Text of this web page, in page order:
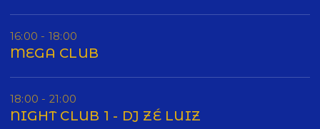
16:00 - 18:00
MEGA CLUB
18:00 - 21:00
NIGHT CLUB 1 - DJ ZÉ LUIZ